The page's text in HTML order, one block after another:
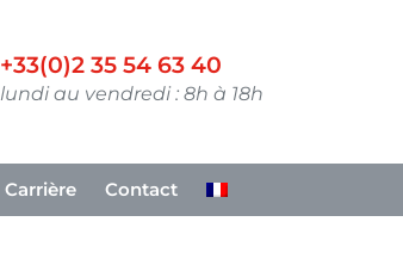
+33(0)2 35 54 63 40
lundi au vendredi : 8h à 18h
Carrière Contact